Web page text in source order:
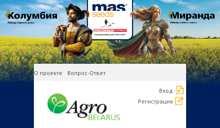
О проекте Вопрос-Ответ
Вход
Регистрация